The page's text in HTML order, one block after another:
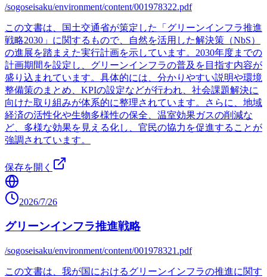
/sogoseisaku/environment/content/001978322.pdf
この文書は、国土交通省が策定した「グリーンインフラ推進
戦略2030」に関するもので、自然を活用した解決策（NbS）
の進展を踏まえた実行計画を示しています。2030年度までの
計画期間を設定し、グリーンインフラの普及を目指す内容が
盛り込まれています。具体的には、分かりやすい説明や環境
整備策のまとめ、KPIの設定などが行われ、社会課題解決に
向けた取り組みが体系的に整理されています。さらに、地域
経済の活性化や生物多様性の保全、温室効果ガスの削減な
ど、多様な効果を見える化し、官民の協力を促進することが
強調されています。
保存を開く
2026/7/26
グリーンインフラ推進戦略
/sogoseisaku/environment/content/001978321.pdf
この文書は、我が国におけるグリーンインフラの推進に関す